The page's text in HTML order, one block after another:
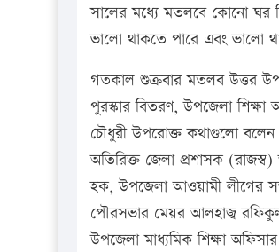
সালের মধ্যে মতলবে কোনো ঘর
ভালো থাকতে পারে এবং ভালো
গতকাল শুক্রবার মতলব উত্তর
পুরস্কার বিতরণ, উপজেলা শিক্ষা
চৌধুরী উপরোক্ত কথাগুলো
অতিরিক্ত জেলা প্রশাসক (রাজস্ব)
হক, উপজেলা আওয়ামী লীগের
পৌরসভার মেয়র আলহাজ্ব
উপজেলা মাধ্যমিক শিক্ষা